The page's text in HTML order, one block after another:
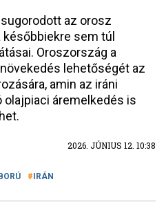
az orosz
sem túl
Oroszország a
lehetőségét az
amin az iráni
áremelkedés is
2026. JÚNIUS 12. 10:38
IRÁN